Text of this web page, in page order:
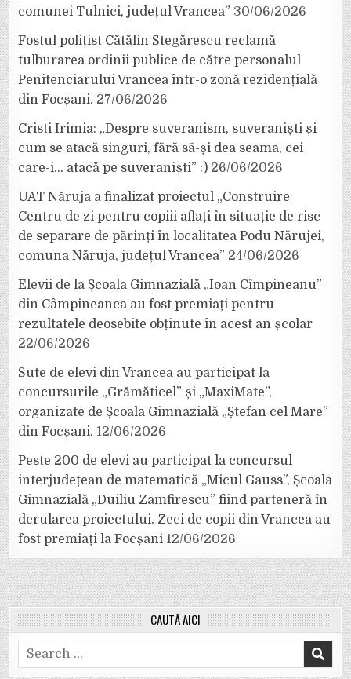
comunei Tulnici, județul Vrancea” 30/06/2026
Fostul polițist Cătălin Stegărescu reclamă
tulburarea ordinii publice de către personalul
Penitenciarului Vrancea într-o zonă rezidențială
din Focșani. 27/06/2026
Cristi Irimia: „Despre suveranism, suveraniști și
cum se atacă singuri, fără să-și dea seama, cei
care-i… atacă pe suveraniști” :) 26/06/2026
UAT Năruja a finalizat proiectul „Construire
Centru de zi pentru copiii aflați în situație de risc
de separare de părinți în localitatea Podu Nărujei,
comuna Năruja, județul Vrancea” 24/06/2026
Elevii de la Școala Gimnazială „Ioan Cîmpineanu”
din Câmpineanca au fost premiați pentru
rezultatele deosebite obținute în acest an școlar
22/06/2026
Sute de elevi din Vrancea au participat la
concursurile „Grămăticel” și „MaxiMate”,
organizate de Școala Gimnazială „Ștefan cel Mare”
din Focșani. 12/06/2026
Peste 200 de elevi au participat la concursul
interjudețean de matematică „Micul Gauss”, Școala
Gimnazială „Duiliu Zamfirescu” fiind parteneră în
derularea proiectului. Zeci de copii din Vrancea au
fost premiați la Focșani 12/06/2026
CAUTĂ AICI
Search
for: